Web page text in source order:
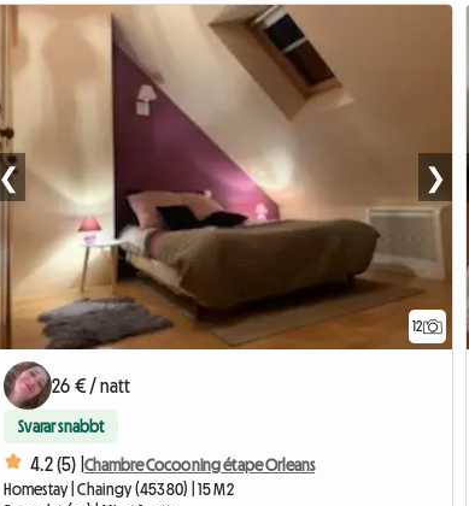
12
❮ ❯
26 € / natt
Svarar snabbt
4.2 (5) | Chambre Cocooning étape Orleans
Homestay | Chaingy (45380) | 15 M2